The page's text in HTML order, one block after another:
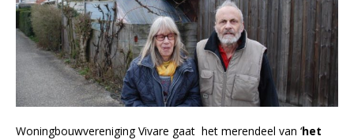
Woningbouwvereniging Vivare gaat het merendeel van ‘het